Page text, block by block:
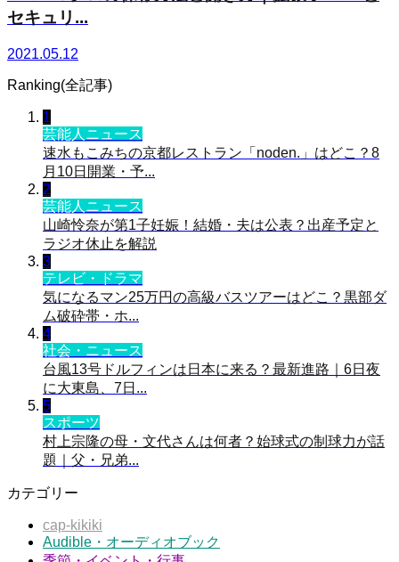
セキュリ...
2021.05.12
Ranking(全記事)
1
芸能人ニュース
速水もこみちの京都レストラン「noden.」はどこ？8
月10日開業・予...
2
芸能人ニュース
山崎怜奈が第1子妊娠！結婚・夫は公表？出産予定と
ラジオ休止を解説
3
テレビ・ドラマ
気になるマン25万円の高級バスツアーはどこ？黒部ダ
ム破砕帯・ホ...
4
社会・ニュース
台風13号ドルフィンは日本に来る？最新進路｜6日夜
に大東島、7日...
5
スポーツ
村上宗隆の母・文代さんは何者？始球式の制球力が話
題｜父・兄弟...
カテゴリー
cap-kikiki
Audible・オーディオブック